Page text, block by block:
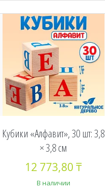
Кубики «Алфавит», 30 шт: 3,8
× 3,8 см
12 773,80 ₸
В наличии